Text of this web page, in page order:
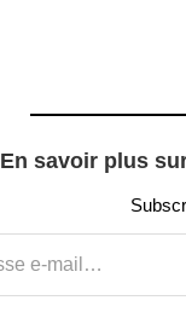
En savoir plus